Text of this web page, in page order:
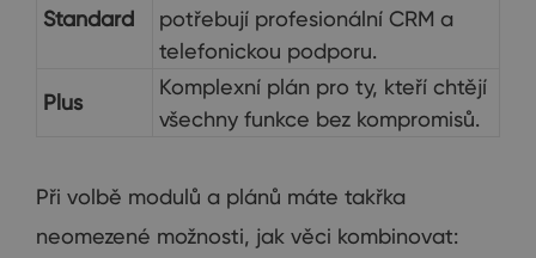
Standard
potřebují profesionální CRM a
telefonickou podporu.
Plus
Komplexní plán pro ty, kteří chtějí
všechny funkce bez kompromisů.
Při volbě modulů a plánů máte takřka
neomezené možnosti, jak věci kombinovat: